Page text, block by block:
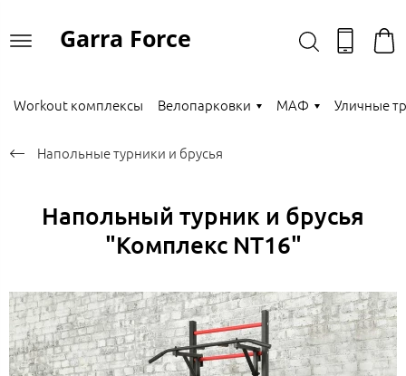
Garra Force
Workout комплексы Велопарковки МАФ Уличные
Напольные турники и брусья
Напольный турник и брусья
"Комплекс NT16"